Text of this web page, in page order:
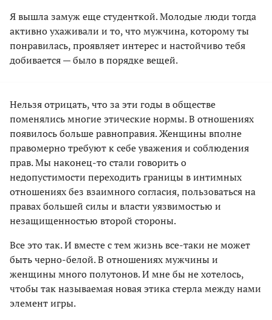
Я вышла замуж еще студенткой. Молодые люди тогда
активно ухаживали и то, что мужчина, которому ты
понравилась, проявляет интерес и настойчиво тебя
добивается — было в порядке вещей.
Нельзя отрицать, что за эти годы в обществе
поменялись многие этические нормы. В отношениях
появилось больше равноправия. Женщины вполне
правомерно требуют к себе уважения и соблюдения
прав. Мы наконец-то стали говорить о
недопустимости переходить границы в интимных
отношениях без взаимного согласия, пользоваться на
правах большей силы и власти уязвимостью и
незащищенностью второй стороны.
Все это так. И вместе с тем жизнь все-таки не может
быть черно-белой. В отношениях мужчины и
женщины много полутонов. И мне бы не хотелось,
чтобы так называемая новая этика стерла между нами
элемент игры.